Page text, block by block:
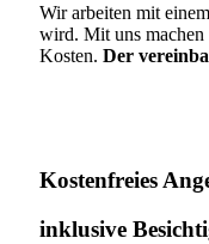
Wir arbeiten mit
wird. Mit uns machen
Kosten. Der
Kostenfreies
inklusive